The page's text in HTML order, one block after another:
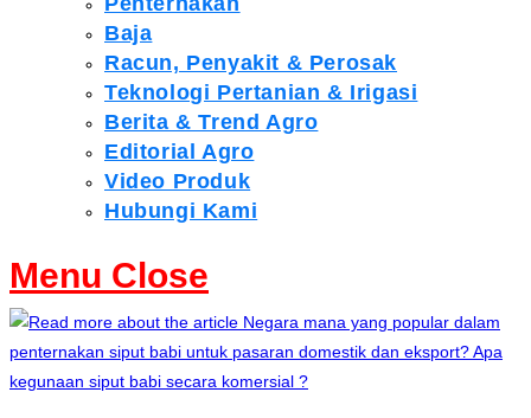
Baja
Racun, Penyakit & Perosak
Teknologi Pertanian & Irigasi
Berita & Trend Agro
Editorial Agro
Video Produk
Hubungi Kami
Menu Close